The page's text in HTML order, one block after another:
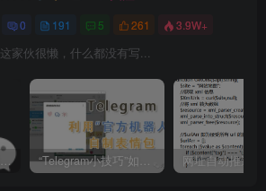
0 191 5 261 3.9W+
这家伙很懒，什么都没有写...
电脑微信企业微信双开/多开方法(最简单粗暴的解决方案)